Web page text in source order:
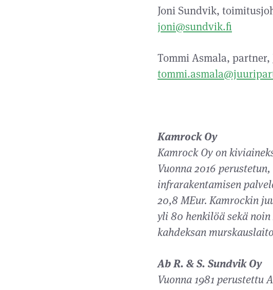
Joni Sundvik,
joni@sundvik.fi
Tommi Asmala, partner,
Kamrock Oy
Kamrock Oy on
Vuonna 2016
infrarakentamisen
20,8 MEur. Kamrockin
yli 80 henkilöä sekä
kahdeksan
Ab R. & S. Sundvik Oy
Vuonna 1981 perustettu